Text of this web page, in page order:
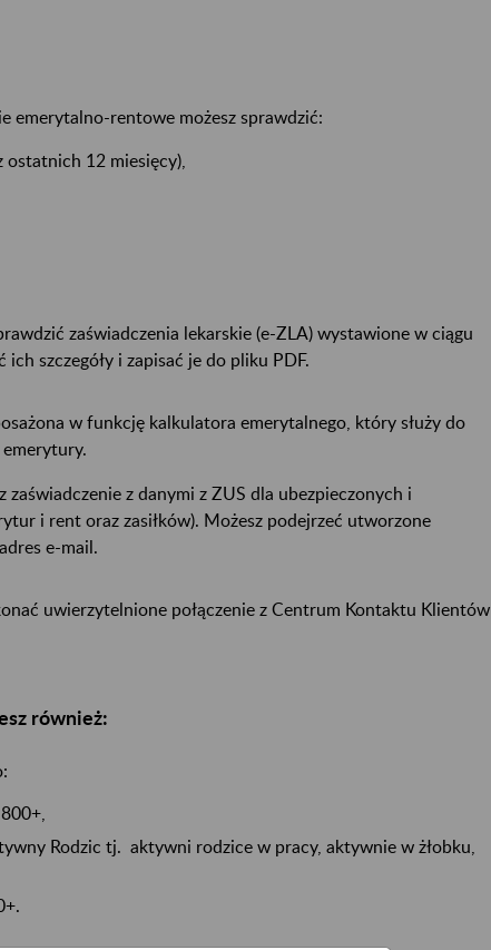
emerytalno-rentowe możesz sprawdzić:
ostatnich 12 miesięcy),
zaświadczenia lekarskie (e-ZLA) wystawione w ciągu
szczegóły i zapisać je do pliku PDF.
w funkcję kalkulatora emerytalnego, który służy do
z danymi z ZUS dla ubezpieczonych i
i rent oraz zasiłków). Możesz podejrzeć utworzone
e-mail.
uwierzytelnione połączenie z Centrum Kontaktu Klientów
również:
Rodzic tj. aktywni rodzice w pracy, aktywnie w żłobku,